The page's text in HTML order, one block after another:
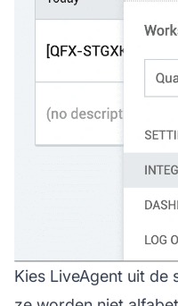
Kies LiveAgent uit de